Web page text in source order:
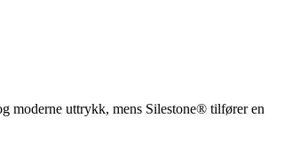
moderne uttrykk, mens Silestone® tilfører en